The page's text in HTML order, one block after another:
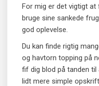
For mig er det vigtigt at
bruge sine sankede
god oplevelse.
Du kan finde rigtig
og havtorn topping på
fif dig blod på tanden
lidt mere simple